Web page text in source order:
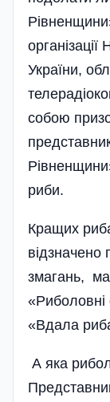
організації
України,
собою
риби.
Кращих
відзначено
змагань,
«Риболовні
«Вдала
А яка